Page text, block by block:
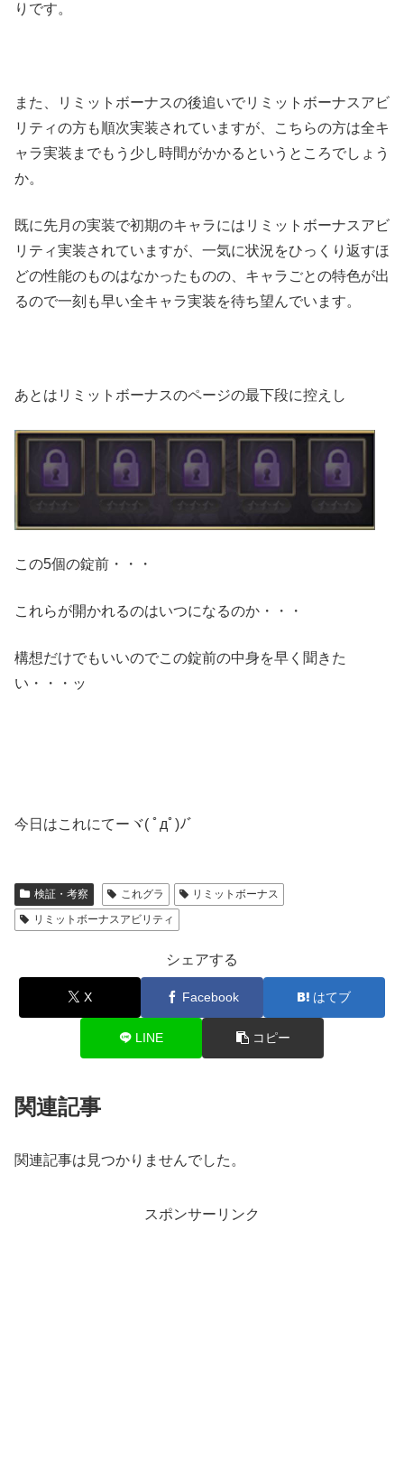
りです。
また、リミットボーナスの後追いでリミットボーナスアビ
リティの方も順次実装されていますが、こちらの方は全キ
ャラ実装までもう少し時間がかかるというところでしょう
か。
既に先月の実装で初期のキャラにはリミットボーナスアビ
リティ実装されていますが、一気に状況をひっくり返すほ
どの性能のものはなかったものの、キャラごとの特色が出
るので一刻も早い全キャラ実装を待ち望んでいます。
あとはリミットボーナスのページの最下段に控えし
この5個の錠前・・・
これらが開かれるのはいつになるのか・・・
構想だけでもいいのでこの錠前の中身を早く聞きた
い・・・ッ
今日はこれにてーヾ( ﾟдﾟ)ﾉ゛
検証・考察 これグラ
リミットボーナス
リミットボーナスアビリティ
シェアする
X Facebook はてブ
LINE コピー
関連記事
関連記事は見つかりませんでした。
スポンサーリンク